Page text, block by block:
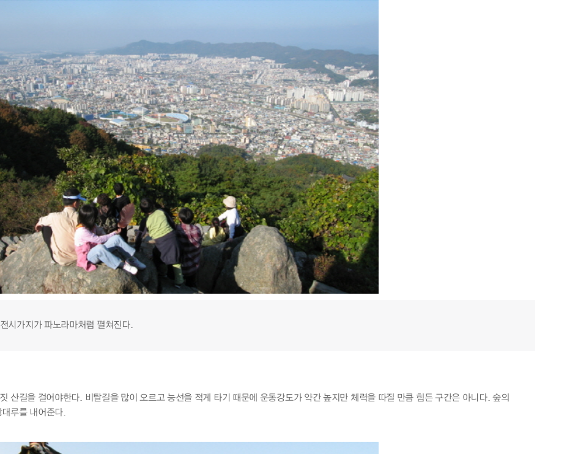
시가지가 파노라마처럼 펼쳐진다.
산길을 걸어야한다. 비탈길을 많이 오르고 능선을 적게 타기 때문에 운동강도가 약간 높지만 체력을 따질 만큼 힘든 구간은 아니다. 숲의
루를 내어준다.